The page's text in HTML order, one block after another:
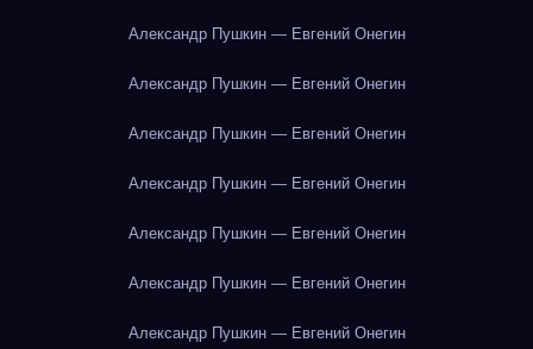
Александр Пушкин — Евгений Онегин
Александр Пушкин — Евгений Онегин
Александр Пушкин — Евгений Онегин
Александр Пушкин — Евгений Онегин
Александр Пушкин — Евгений Онегин
Александр Пушкин — Евгений Онегин
Александр Пушкин — Евгений Онегин